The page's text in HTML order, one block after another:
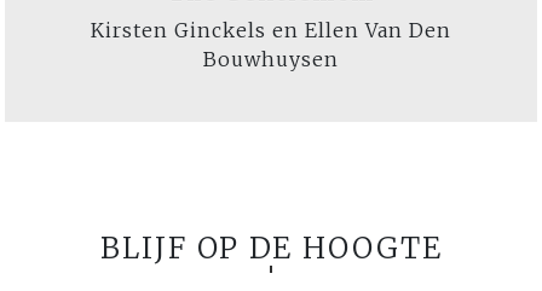
Kirsten Ginckels en Ellen Van Den
Bouwhuysen
BLIJF OP DE HOOGTE